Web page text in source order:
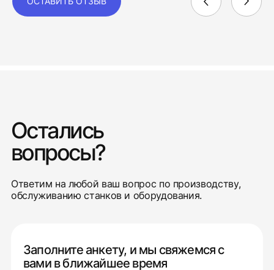
Остались
вопросы?
Ответим на любой ваш вопрос по производству,
обслуживанию станков и оборудования.
Заполните анкету, и мы свяжемся с
вами в ближайшее время